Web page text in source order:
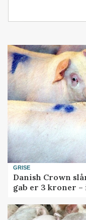
GRISE
Danish Crown
gab er 3 kroner –